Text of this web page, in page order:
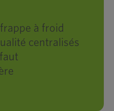
à froid
centralisés